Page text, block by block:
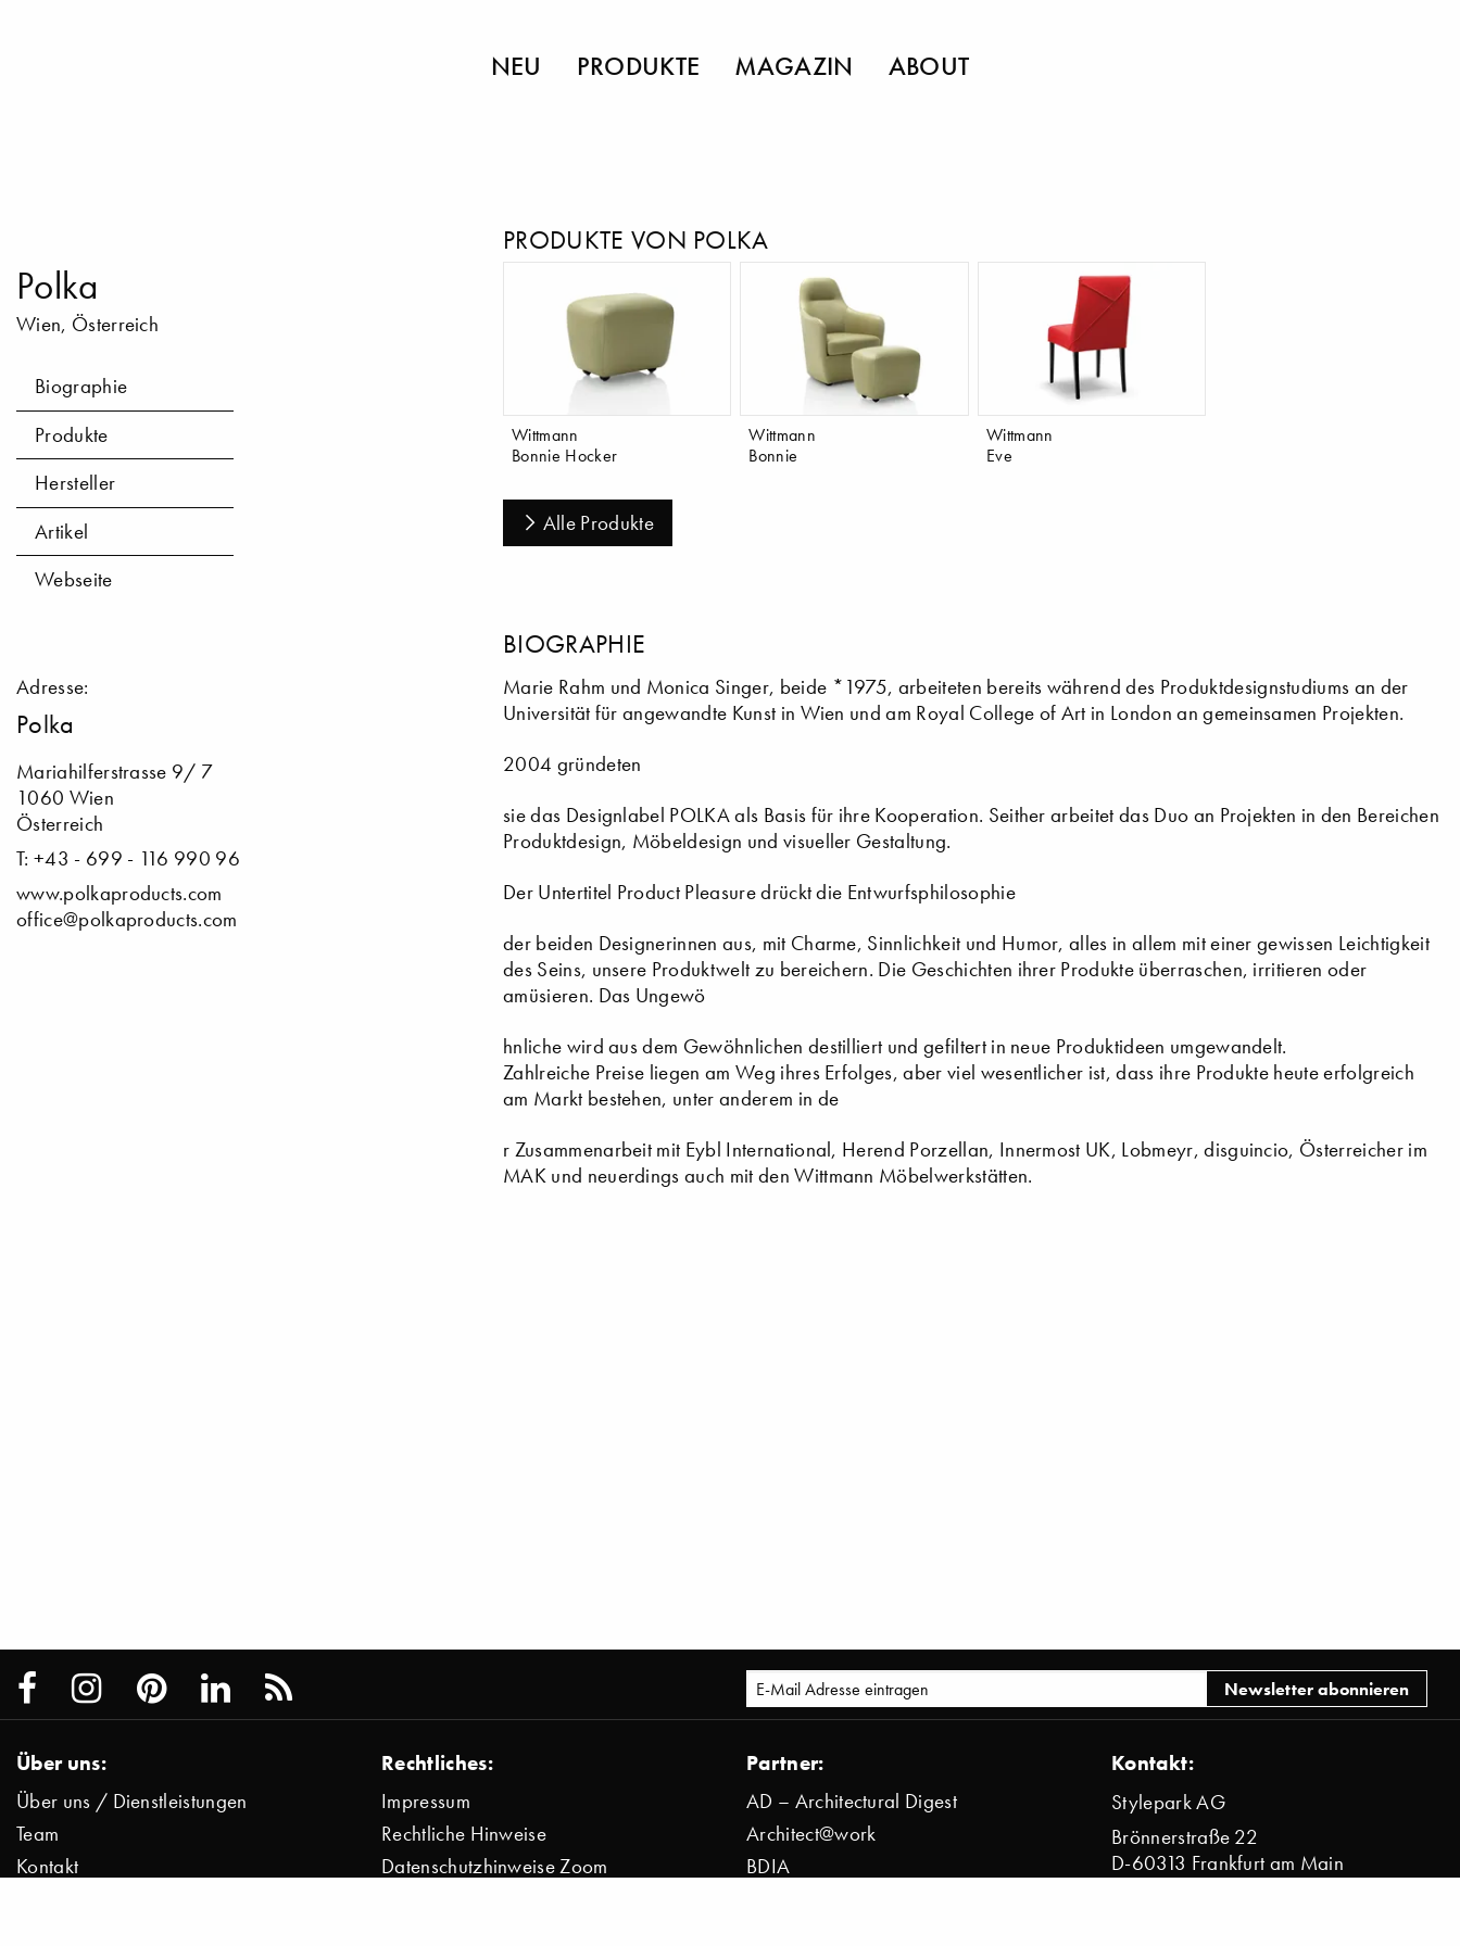
NEU PRODUKTE MAGAZIN ABOUT
Polka
Wien, Österreich
Biographie
Produkte
Hersteller
Artikel
Webseite
Adresse:
Polka
Mariahilferstrasse 9/ 7
1060 Wien
Österreich
T: +43 - 699 - 116 990 96
www.polkaproducts.com
office@polkaproducts.com
PRODUKTE VON POLKA
Wittmann
Bonnie Hocker
Wittmann
Bonnie
Wittmann
Eve
Alle Produkte
BIOGRAPHIE
Marie Rahm und Monica Singer, beide *1975, arbeiteten bereits während des Produktdesignstudiums an der
Universität für angewandte Kunst in Wien und am Royal College of Art in London an gemeinsamen Projekten.
2004 gründeten
sie das Designlabel POLKA als Basis für ihre Kooperation. Seither arbeitet das Duo an Projekten in den Bereichen
Produktdesign, Möbeldesign und visueller Gestaltung.
Der Untertitel Product Pleasure drückt die Entwurfsphilosophie
der beiden Designerinnen aus, mit Charme, Sinnlichkeit und Humor, alles in allem mit einer gewissen Leichtigkeit
des Seins, unsere Produktwelt zu bereichern. Die Geschichten ihrer Produkte überraschen, irritieren oder
amüsieren. Das Ungewö
hnliche wird aus dem Gewöhnlichen destilliert und gefiltert in neue Produktideen umgewandelt.
Zahlreiche Preise liegen am Weg ihres Erfolges, aber viel wesentlicher ist, dass ihre Produkte heute erfolgreich
am Markt bestehen, unter anderem in de
r Zusammenarbeit mit Eybl International, Herend Porzellan, Innermost UK, Lobmeyr, disguincio, Österreicher im
MAK und neuerdings auch mit den Wittmann Möbelwerkstätten.
Über uns:
Über uns / Dienstleistungen
Team
Kontakt
Rechtliches:
Impressum
Rechtliche Hinweise
Datenschutzhinweise Zoom
Partner:
AD – Architectural Digest
Architect@work
BDIA
Kontakt:
Stylepark AG
Brönnerstraße 22
D-60313 Frankfurt am Main